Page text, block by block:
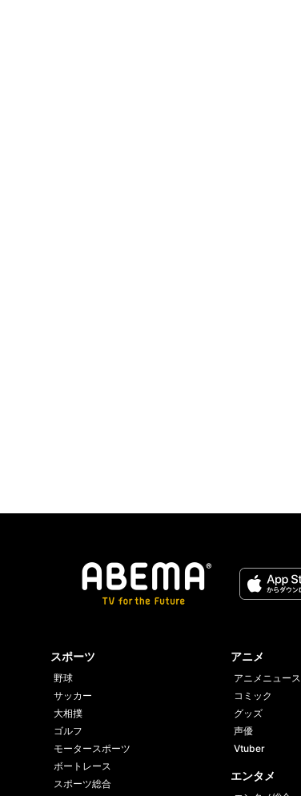
スポーツ
野球
サッカー
大相撲
ゴルフ
モータースポーツ
ボートレース
スポーツ総合
アニメ
アニメニュース
コミック
グッズ
声優
Vtuber
エンタメ